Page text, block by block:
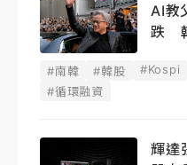
AI教
跌
#南韓 #韓股 #Kospi
#循環融資
輝達